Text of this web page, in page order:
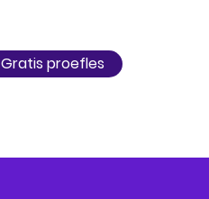
Gratis proefles